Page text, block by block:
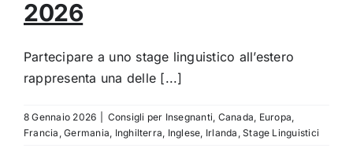
2026
Partecipare a uno stage linguistico all’estero
rappresenta una delle [...]
8 Gennaio 2026 Consigli per Insegnanti, Canada, Europa,
Francia ,Germania, Inghilterra, Inglese, Irlanda ,Stage Linguistici